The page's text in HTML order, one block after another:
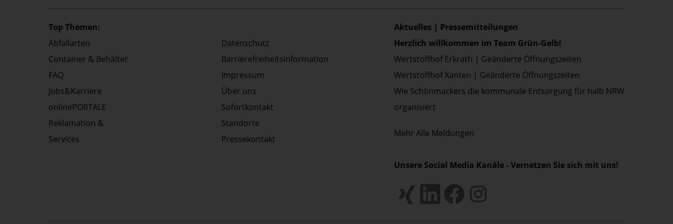
Top Themen:
Abfallarten
Container & Behälter
FAQ
Jobs&Karriere
onlinePORTALE
Reklamation &
Services
Datenschutz
Barrierefreiheitsinformation
Impressum
Über uns
Sofortkontakt
Standorte
Pressekontakt
Aktuelles | Pressemitteilungen
Herzlich willkommen im Team Grün-Gelb!
Wertstoffhof Erkrath | Geänderte Öffnungszeiten
Wertstoffhof Xanten | Geänderte Öffnungszeiten
Wie Schönmackers die kommunale Entsorgung für halb NRW
organisiert
Mehr Alle Meldungen
Unsere Social Media Kanäle - Vernetzen Sie sich mit uns!